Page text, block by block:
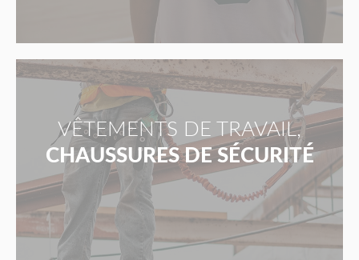
VÊTEMENTS DE TRAVAIL,
CHAUSSURES DE SÉCURITÉ